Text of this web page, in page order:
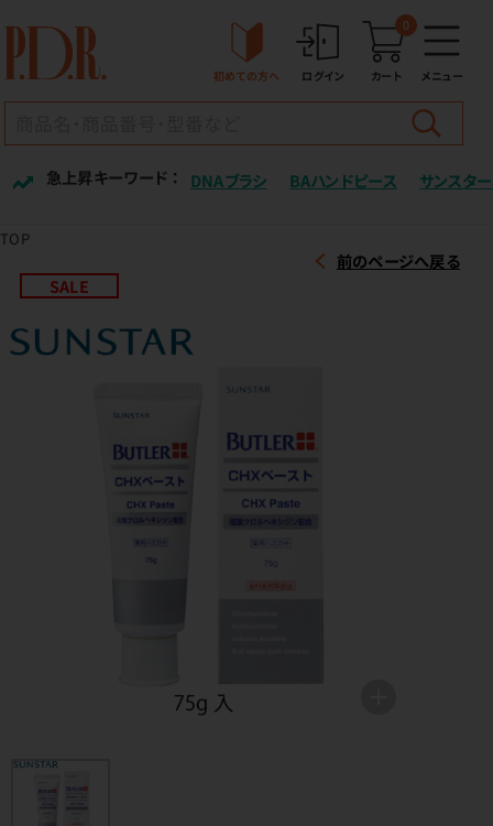
初めての方へ ログイン カート
0
メニュー
急上昇キーワード ： DNAブラシ BAハンドピース サンスター
TOP
前のページへ戻る
SALE